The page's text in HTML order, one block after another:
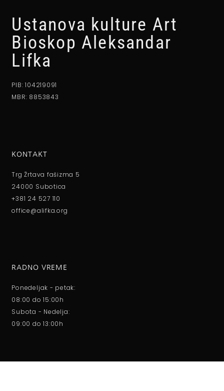
Ustanova kulture Art
Bioskop Aleksandar
Lifka
PIB: 104219091
MBR: 8853843
KONTAKT
Trg Žrtava fašizma 5
24000 Subotica
+381 24 527 110
office@alifka.org
RADNO VREME
Ponedeljak - petak:
08:00 do 15:00h
Subota - Nedelja:
09:00 do 13:00h